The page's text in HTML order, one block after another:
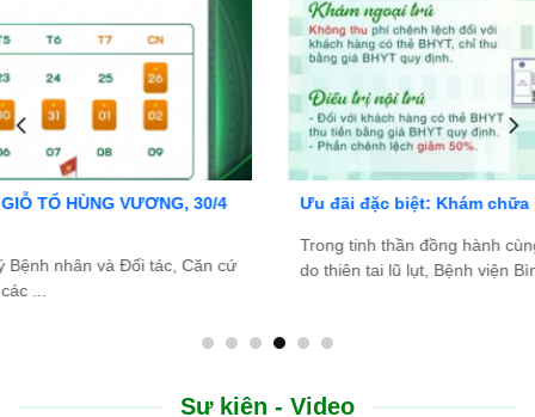
Ưu đãi đặc biệt: Khám chữa bệnh áp dụng BHYT
Trong tinh thần đồng hành cùng người dân vượt qua khó khăn
do thiên tai lũ lụt, Bệnh viện Bình Dân ...
Sự kiện - Video